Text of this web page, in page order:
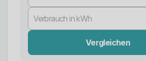
Vergleichen